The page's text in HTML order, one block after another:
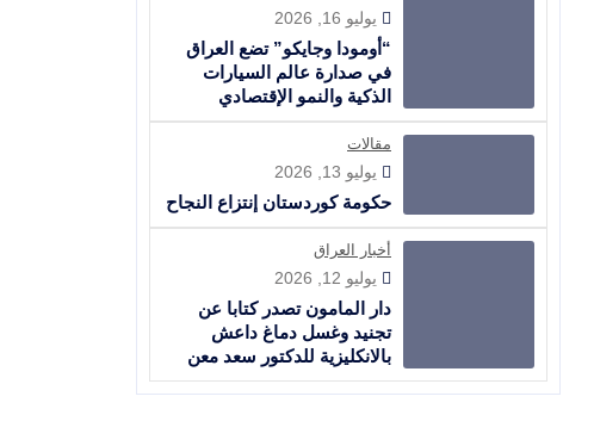
يوليو 16, 2026
“أومودا وجايكو” تضع العراق
في صدارة عالم السيارات
الذكية والنمو الإقتصادي
مقالات
يوليو 13, 2026
حكومة كوردستان إنتزاع النجاح
أخبار العراق
يوليو 12, 2026
دار المامون تصدر كتابا عن
تجنيد وغسل دماغ داعش
بالانكليزية للدكتور سعد معن